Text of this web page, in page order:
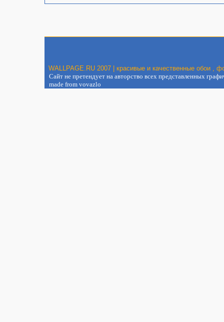
WALLPAGE.RU 2007 | красивые и качественные обои ,
Сайт не претендует на авторство всех представленных
made from vovazlo